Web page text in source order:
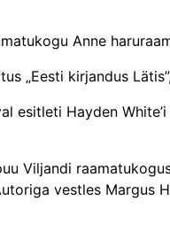
Anne
„Eesti kirjandus
esitleti Hayden
Viljandi
vestles